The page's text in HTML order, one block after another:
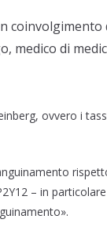
coinvolgimento
medico di
ovvero i
– in particolare